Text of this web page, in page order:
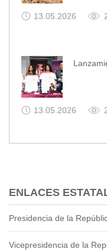
13.05.2026
13.05.2026
ENLACES
Presidencia de la
Vicepresidencia de la